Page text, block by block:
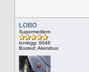
LOBO
Supermedlem
Innlegg: 6046
Bosted: Akershus